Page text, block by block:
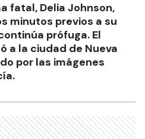
fatal, Delia Johnson,
minutos previos a su
prófuga. El
a la ciudad de Nueva
por las imágenes